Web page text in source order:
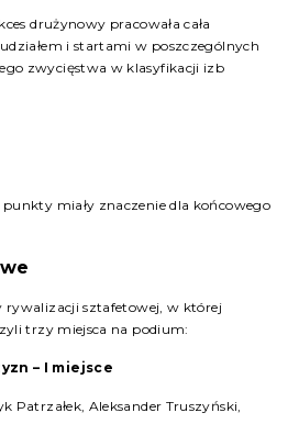
drużynowy pracowała cała
i startami w poszczególnych
zwycięstwa w klasyfikacji izb
miały znaczenie dla końcowego
rywalizacji sztafetowej, w której
trzy miejsca na podium:
– I miejsce
Patrzałek, Aleksander Truszyński,